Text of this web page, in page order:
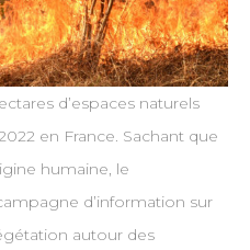
d’espaces naturels
en France. Sachant que
humaine, le
d’information sur
autour des